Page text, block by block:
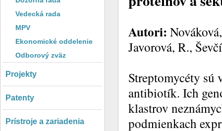
Vedecká rada
MPV
Ekonomické oddelenie
Odborový zväz
Projekty
Patenty
Prístroje a zariadenia
Autori:
Javorová, R.,
Streptomycéty
antibiotík. Ich
klastrov
podmienkach